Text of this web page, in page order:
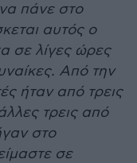
πάνε στο
αυτός ο
σε λίγες ώρες
Από την
ήταν από τρεις
τρεις από
στο
σε